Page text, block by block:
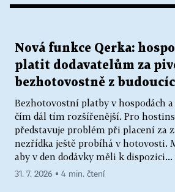
Nová funkce Qerka:
platit dodavatelům za
bezhotovostně z
Bezhotovostní platby v hospodách
čím dál tím rozšířenější. Pro
představuje problém při placení za
nezřídka ještě probíhá v hotovosti.
aby v den dodávky měli k dispozici...
31. 7. 2026 ▪ 4 min. čtení